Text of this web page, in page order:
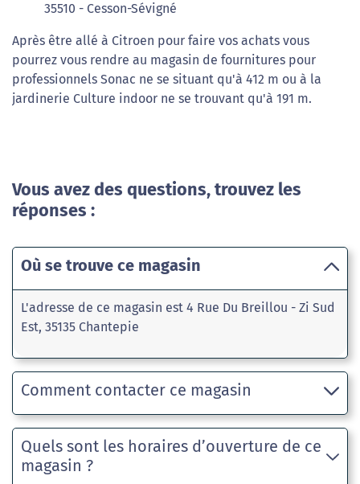
35510 - Cesson-Sévigné
Après être allé à Citroen pour faire vos achats vous
pourrez vous rendre au magasin de fournitures pour
professionnels Sonac ne se situant qu'à 412 m ou à la
jardinerie Culture indoor ne se trouvant qu'à 191 m.
Vous avez des questions, trouvez les
réponses :
Où se trouve ce magasin
L'adresse de ce magasin est 4 Rue Du Breillou - Zi Sud
Est, 35135 Chantepie
Comment contacter ce magasin
Quels sont les horaires d’ouverture de ce
magasin ?